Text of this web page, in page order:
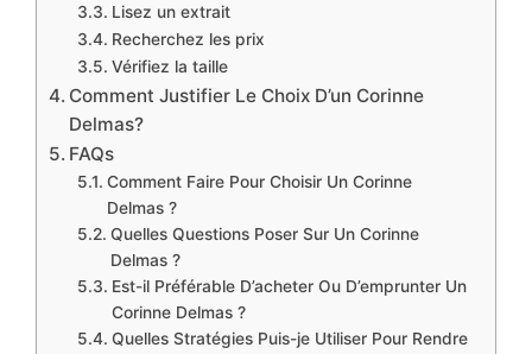
Lisez un extrait
Recherchez les prix
Vérifiez la taille
Comment Justifier Le Choix D’un Corinne
Delmas?
FAQs
Comment Faire Pour Choisir Un Corinne
Delmas ?
Quelles Questions Poser Sur Un Corinne
Delmas ?
Est-il Préférable D’acheter Ou D’emprunter Un
Corinne Delmas ?
Quelles Stratégies Puis-je Utiliser Pour Rendre